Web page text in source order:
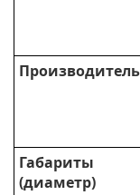
Производитель
Габариты
(диаметр)